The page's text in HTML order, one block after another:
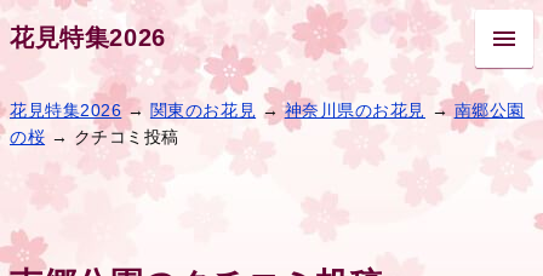
花見特集2026
花見特集2026 → 関東のお花見 →神奈川県のお花見 → 南郷公園
の桜 → クチコミ投稿